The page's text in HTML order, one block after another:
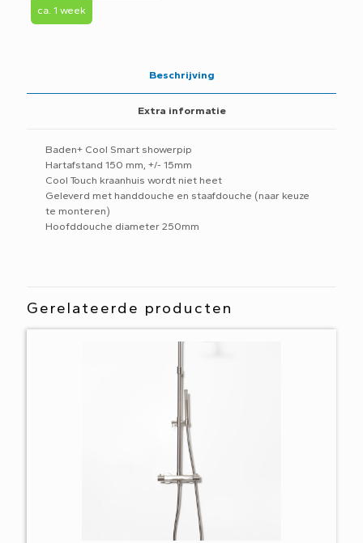
met
hoofd-
ca. 1 week
Beschrijving
Extra informatie
Baden+ Cool Smart showerpip
Hartafstand 150 mm, +/- 15mm
Cool Touch kraanhuis wordt niet heet
Geleverd met handdouche en staafdouche (naar keuze
te monteren)
Hoofddouche diameter 250mm
Gerelateerde producten